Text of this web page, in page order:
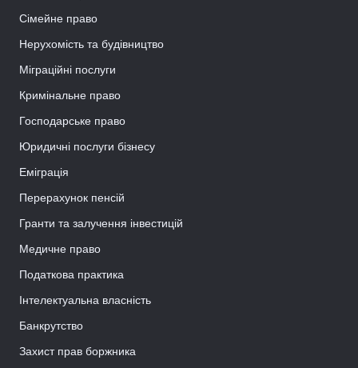
Сімейне право
Нерухомість та будівництво
Міграційні послуги
Кримінальне право
Господарське право
Юридичні послуги бізнесу
Еміграція
Перерахунок пенсій
Гранти та залучення інвестицій
Медичне право
Податкова практика
Інтелектуальна власність
Банкрутство
Захист прав боржника